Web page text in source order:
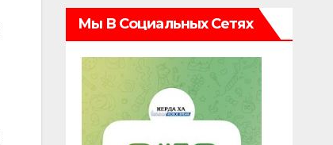
Мы В Социальных Сетях